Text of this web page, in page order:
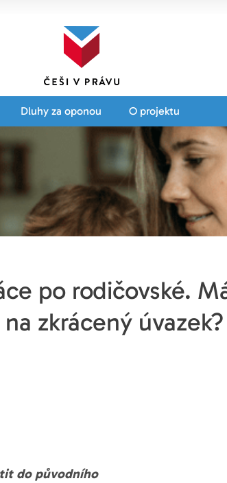
Dluhy za oponou O projektu
po rodičovské.
zkrácený úvazek?
do původního